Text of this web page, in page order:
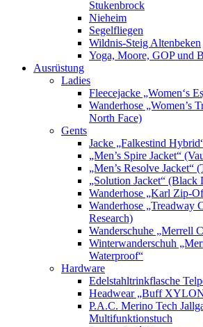
Stukenbrock
Nieheim
Segelfliegen
Wildnis-Steig Altenbeken
Yoga, Moore, GOP und
Ausrüstung
Ladies
Fleecejacke „Women‘s
Wanderhose „Women’s
North Face)
Gents
Jacke „Falkestind
„Men’s Spire Jacket“
„Men’s Resolve Jacket“
„Solution Jacket“ (Black
Wanderhose „Karl Zip-
Wanderhose „Treadway
Research)
Wanderschuhe „Merrell
Winterwanderschuh
Waterproof“
Hardware
Edelstahltrinkflasche
Headwear „Buff
P.A.C. Merino Tech
Multifunktionstuch